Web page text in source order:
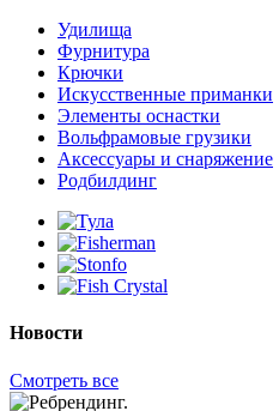
Удилища
Фурнитура
Крючки
Искусственные приманки
Элементы оснастки
Вольфрамовые грузики
Аксессуары и снаряжение
Родбилдинг
Новости
Смотреть все